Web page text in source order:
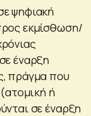
ψηφιακή
εκμίσθωση/
έναρξη
πράγμα που
ή
σε έναρξη